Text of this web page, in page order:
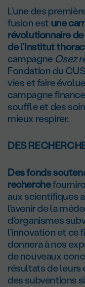
L’une des
fusion est une
révolutionnaire
de l’Institut
campagneOsez
Fondation du
vies et faire
campagne
souffle et des
mieux respirer.
DES
Des fonds
recherche
aux scientifiques
l’avenir de la
d’organismes
l’innovation et ce
donnera à nos
de nouveaux
résultats de leurs
des subventions